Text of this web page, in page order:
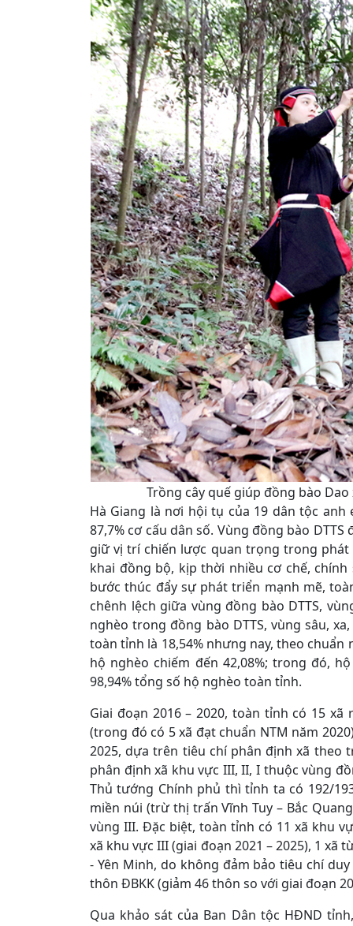
Trồng cây quế giúp đồng bào
Hà Giang là nơi hội tụ của 19 dân tộc
87,7% cơ cấu dân số. Vùng đồng bào
giữ vị trí chiến lược quan trọng trong phát
khai đồng bộ, kịp thời nhiều cơ chế, chính
bước thúc đẩy sự phát triển mạnh mẽ,
chênh lệch giữa vùng đồng bào DTTS,
nghèo trong đồng bào DTTS, vùng sâu,
toàn tỉnh là 18,54% nhưng nay, theo
hộ nghèo chiếm đến 42,08%; trong đó,
98,94% tổng số hộ nghèo toàn tỉnh.
Giai đoạn 2016 – 2020, toàn tỉnh có 15
(trong đó có 5 xã đạt chuẩn NTM năm
2025, dựa trên tiêu chí phân định xã theo
phân định xã khu vực III, II, I thuộc vùng
Thủ tướng Chính phủ thì tỉnh ta có 192/
miền núi (trừ thị trấn Vĩnh Tuy – Bắc
vùng III. Đặc biệt, toàn tỉnh có 11 xã khu
xã khu vực III (giai đoạn 2021 – 2025), 1 xã
- Yên Minh, do không đảm bảo tiêu chí
thôn ĐBKK (giảm 46 thôn so với giai đoạn
Qua khảo sát của Ban Dân tộc HĐND